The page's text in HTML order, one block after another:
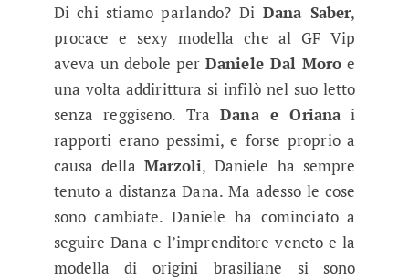
Di chi stiamo parlando? Di Dana Saber,
procace e sexy modella che al GF Vip
aveva un debole perDaniele Dal Moro e
una volta addirittura si infilò nel suo letto
senza reggiseno. TraDana e Orianai
rapporti erano pessimi, e forse proprio a
causa della Marzoli, Daniele ha sempre
tenuto a distanza Dana. Ma adesso le cose
sono cambiate. Daniele ha cominciato a
seguire Dana e l’imprenditore veneto e la
modella di origini brasiliane si sono